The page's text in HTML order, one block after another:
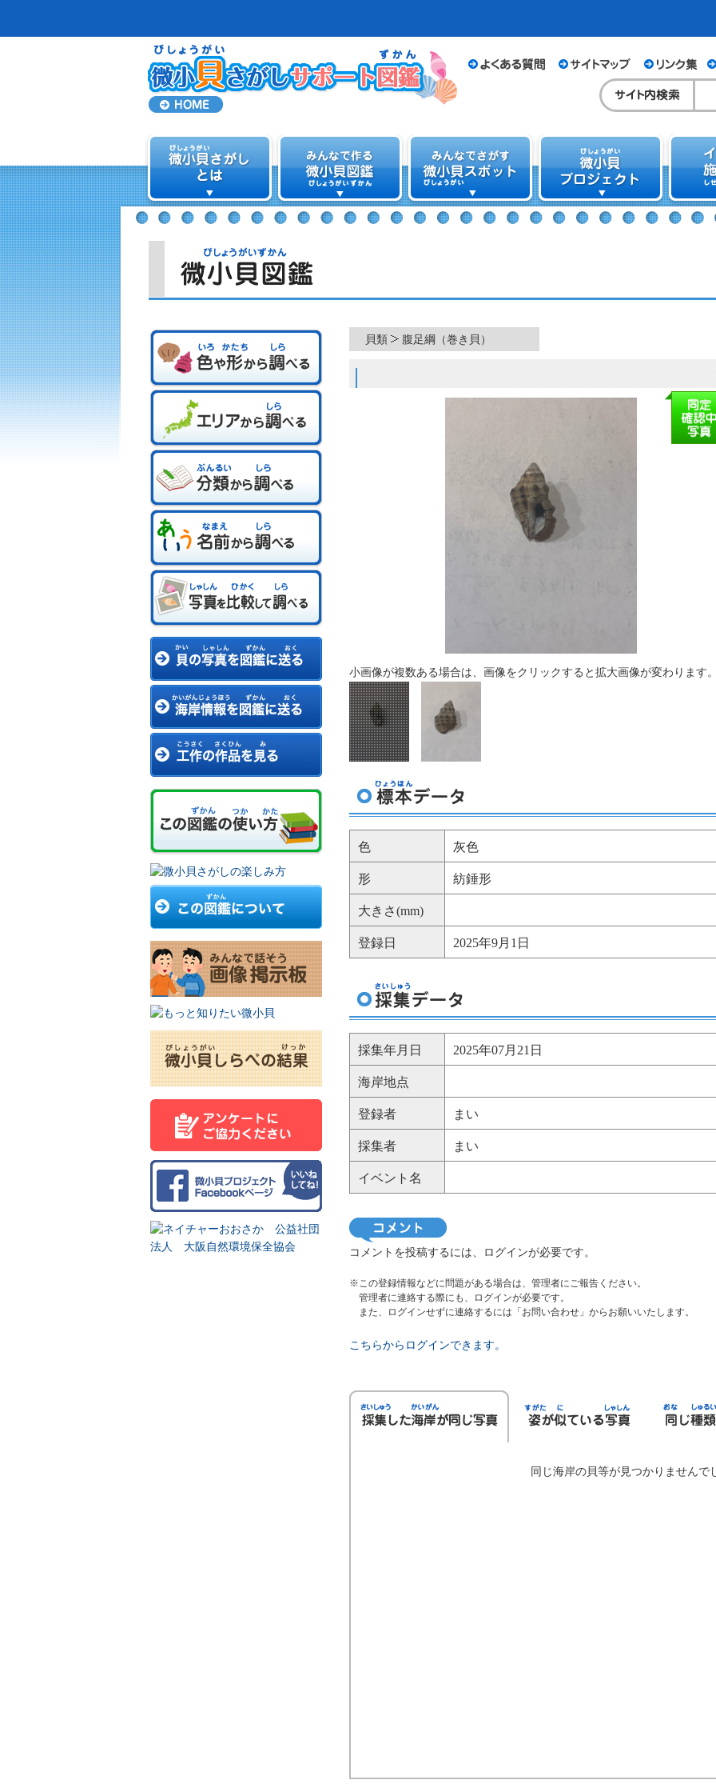
貝類 腹足綱（巻き貝）
小画像が複数ある場合は、画像をクリックすると拡大画像が変わります
色 灰色
形 紡錘形
大きさ(mm)
登録日 2025年9月1日
採集年月日 2025年07月21日
海岸地点
登録者 まい
採集者 まい
イベント名
コメントを投稿するには、ログインが必要です。
※この登録情報などに問題がある場合は、管理者にご報告ください。
管理者に連絡する際にも、ログインが必要です。
また、ログインせずに連絡するには「お問い合わせ」からお願いいたします。
こちらからログインできます。
同じ海岸の貝等が見つかりませんで